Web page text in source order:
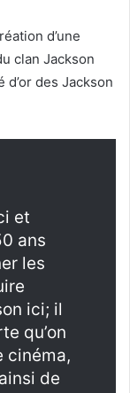
d’une
clan Jackson
des Jackson
et
ans
les
ici; il
qu’on
cinéma,
de